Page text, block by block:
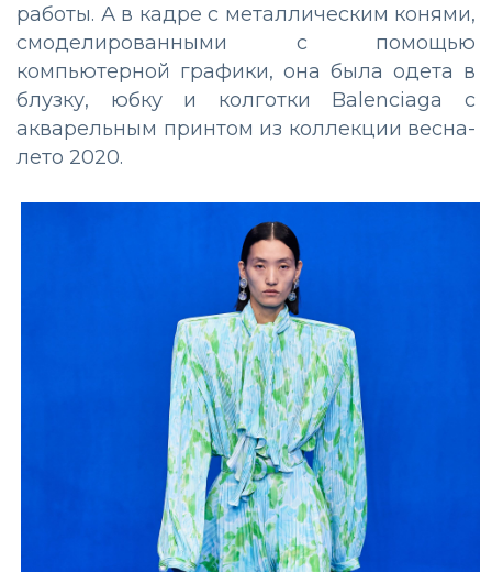
работы. А в кадре с металлическим конями,
смоделированными с помощью
компьютерной графики, она была одета в
блузку, юбку и колготки Balenciaga с
акварельным принтом из коллекции весна-
лето 2020.